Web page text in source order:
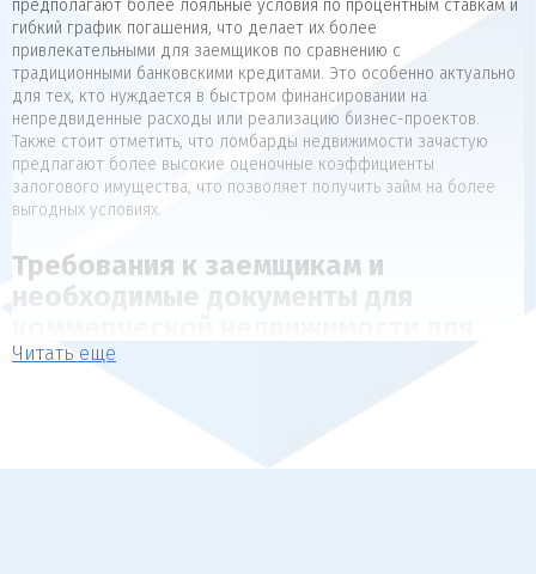
предполагают более лояльные условия по процентным ставкам и
гибкий график погашения, что делает их более
привлекательными для заемщиков по сравнению с
традиционными банковскими кредитами. Это особенно актуально
для тех, кто нуждается в быстром финансировании на
непредвиденные расходы или реализацию бизнес-проектов.
Также стоит отметить, что ломбарды недвижимости зачастую
предлагают более высокие оценочные коэффициенты
залогового имущества, что позволяет получить займ на более
выгодных условиях.
Требования к заемщикам и
необходимые документы для
коммерческой недвижимости
Читать еще